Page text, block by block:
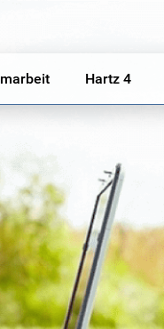
Hartz 4